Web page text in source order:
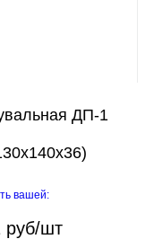
ДП-1
вашей:
руб/шт